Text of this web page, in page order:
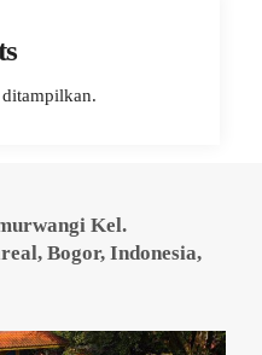
Kel.
Bogor, Indonesia,